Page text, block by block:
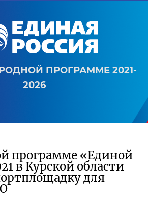
ПРОГРАММЕ 2021-
2026
программе «Единой
в Курской области
для